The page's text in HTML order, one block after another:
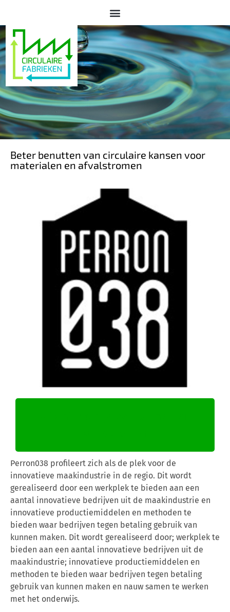
Beter benutten van circulaire kansen voor
materialen en afvalstromen
Perron038 profileert zich als de plek voor de
innovatieve maakindustrie in de regio. Dit wordt
gerealiseerd door een werkplek te bieden aan een
aantal innovatieve bedrijven uit de maakindustrie en
innovatieve productiemiddelen en methoden te
bieden waar bedrijven tegen betaling gebruik van
kunnen maken. Dit wordt gerealiseerd door; werkplek te
bieden aan een aantal innovatieve bedrijven uit de
maakindustrie; innovatieve productiemiddelen en
methoden te bieden waar bedrijven tegen betaling
gebruik van kunnen maken en nauw samen te werken
met het onderwijs.